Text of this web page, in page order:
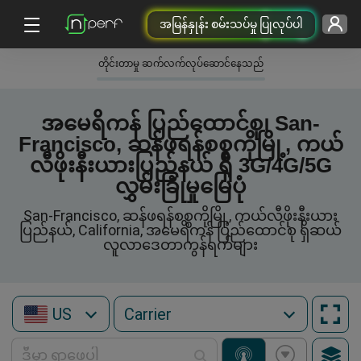
အမြန်နှုန်း စမ်းသပ်မှု ပြုလုပ်ပါ
တိုင်းတာမှု ဆက်လက်လုပ်ဆောင်နေသည်
အမေရိကန် ပြည်ထောင်စု၊ San-
Francisco, ဆန်ဖရန်စစ္စကိုမြို့, ကယ်
လီဖိုးနီးယားပြည်နယ် ရှိ 3G/4G/5G
လွှမ်းခြုံမှုမြေပုံ
San-Francisco, ဆန်ဖရန်စစ္စကိုမြို့, ကယ်လီဖိုးနီးယား
ပြည်နယ်, California, အမေရိကန် ပြည်ထောင်စု ရှိဆယ်
လူလာဒေတာကွန်ရက်များ
US